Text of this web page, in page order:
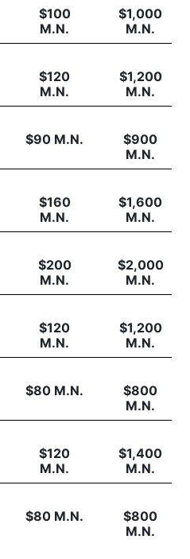
$100
M.N.
$1,000
M.N.
$120
M.N.
$1,200
M.N.
$90 M.N.
$900
M.N.
$160
M.N.
$1,600
M.N.
$200
M.N.
$2,000
M.N.
$120
M.N.
$1,200
M.N.
$80 M.N.
$800
M.N.
$120
M.N.
$1,400
M.N.
$80 M.N.
$800
M.N.